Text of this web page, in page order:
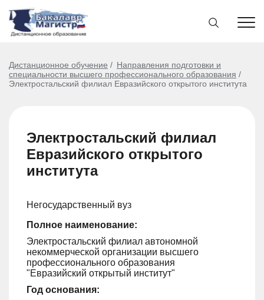
Дистанционное обучение
Направления подготовки и
специальности высшего профессионального образования
Электростальский филиал Евразийского открытого института
Электростальский филиал
Евразийского открытого
института
Негосударственный вуз
Полное наименование:
Электростальский филиал автономной
некоммерческой организации высшего
профессионального образования
"Евразийский открытый институт"
Год основания: